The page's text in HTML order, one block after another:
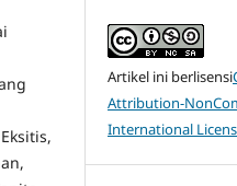
Artikel ini berlisensi
Attribution-
International